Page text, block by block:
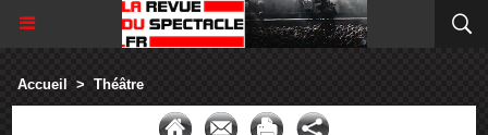
Accueil > Théâtre